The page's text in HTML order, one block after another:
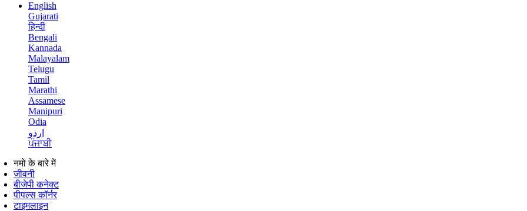
English
Gujarati
हिन्दी
Bengali
Kannada
Malayalam
Telugu
Tamil
Marathi
Assamese
Manipuri
Odia
اردو
ਪੰਜਾਬੀ
नमो के बारे में
जीवनी
बीजेपी कनेक्ट
पीपल्स कॉर्नर
टाइमलाइन